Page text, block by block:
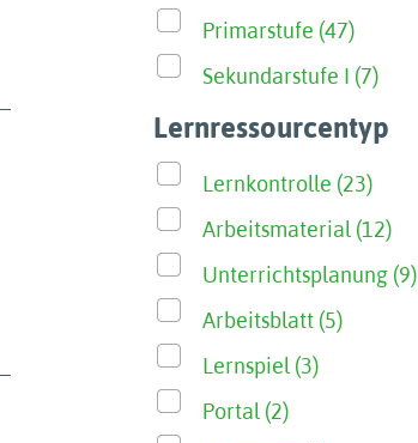
Primarstufe (47)
Sekundarstufe I (7)
Lernressourcentyp
Lernkontrolle (23)
Arbeitsmaterial (12)
Unterrichtsplanung (9)
Arbeitsblatt (5)
Lernspiel (3)
Portal (2)